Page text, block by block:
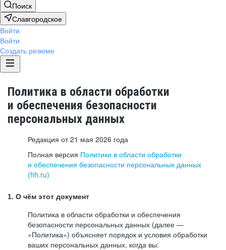
Поиск
Славгородское
Войти
Войти
Создать резюме
Политика в области обработки
и обеспечения безопасности
персональных данных
Редакция от 21 мая 2026 года
Полная версия Политики в области обработки
и обеспечения безопасности персональных данных
(hh.ru)
1. О чём этот документ
Политика в области обработки и обеспечения
безопасности персональных данных (далее —
«Политика») объясняет порядок и условия обработки
ваших персональных данных, когда вы: